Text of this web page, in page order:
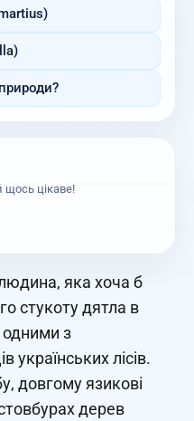
щось цікаве!
яка хоча б
стукоту дятла в
одними з
українських лісів.
довгому язикові
дерев